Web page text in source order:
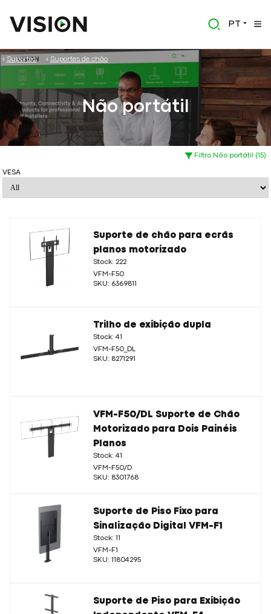
PT
Suportes Suportes de chão
Não portátil
Filtro Não portátil (15)
VESA
Suporte de chão para ecrãs
planos motorizado
Stock: 222
VFM-F50
SKU: 6369811
Trilho de exibição dupla
Stock: 41
VFM-F50_DL
SKU: 8271291
VFM-F50/DL Suporte de Chão
Motorizado para Dois Painéis
Planos
Stock: 41
VFM-F50/D
SKU: 8301768
Suporte de Piso Fixo para
Sinalização Digital VFM-F1
Stock: 11
VFM-F1
SKU: 11804295
Suporte de Piso para Exibição